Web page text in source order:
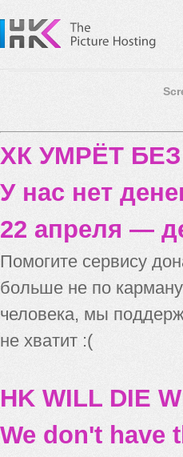
ХК УМРЁТ
У нас нет
22 апреля —
Помогите сервису
больше не по
человека, мы
не хватит :(
HK WILL DIE
We don't have